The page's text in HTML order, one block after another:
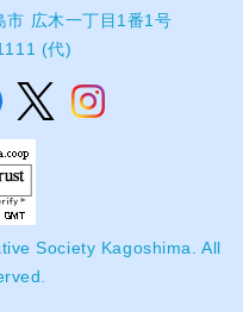
広木一丁目1番1号
(代)
Society Kagoshima. All